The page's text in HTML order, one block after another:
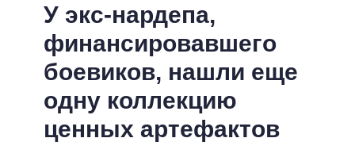
СТАТЬИ
МНЕНИЯ
ОБЗОРЫ
ДАЙДЖЕСТЫ
ЭКОНОМИКА
ОБЩЕСТВО
МИР
ПОЛИТИКИ
ВСЕ ПОЛИТИКИ
ПРЕЗИДЕНТ И ОФИС
ВЕРХОВНАЯ РАДА
КАБИНЕТ МИНИСТРОВ
ИНФОГРАФИКА
ВИДЕО
ПОДДЕРЖАТЬ
У экс-нардепа,
финансировавшего
боевиков, нашли еще
одну коллекцию
ценных артефактов